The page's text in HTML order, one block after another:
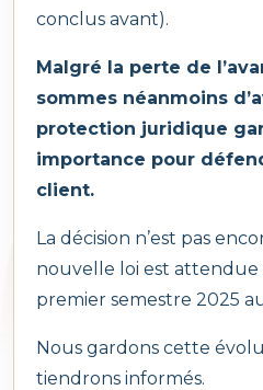
sécurité sans avoir à
Avertissez-nous de
documents ou des
de sinistre.
Contactez-nous via
AG Assistance(vom
Le Foyer Assistance
Prévoyante
Baloise Assistance
conclus avant).
Malgré la perte de
sommes néanmoins
protection juridique
importance pour
client.
La décision n’est pas
nouvelle loi est
premier semestre 2025
Nous gardons cette
tiendrons informés.